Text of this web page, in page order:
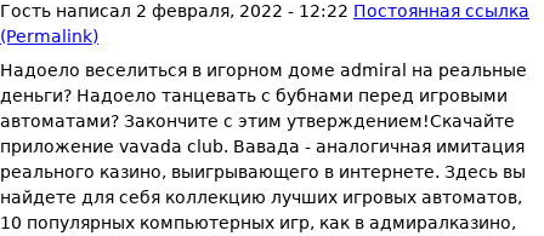
Гость написал 2 февраля, 2022 - 12:22 Постоянная ссылка
(Permalink)
Надоело веселиться в игорном доме admiral на реальные
деньги? Надоело танцевать с бубнами перед игровыми
автоматами? Закончите с этим утверждением!Скачайте
приложение vavada club. Вавада - аналогичная имитация
реального казино, выигрывающего в интернете. Здесь вы
найдете для себя коллекцию лучших игровых автоматов,
10 популярных компьютерных игр, как в адмиралказино,